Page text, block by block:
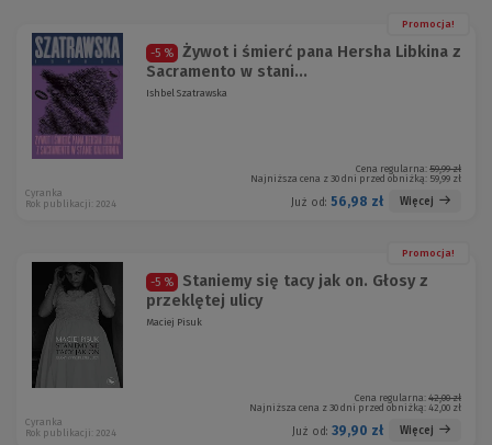
Promocja!
-5 %
Żywot i śmierć pana Hersha Libkina z
Sacramento w stani...
Ishbel Szatrawska
Cena regularna: 59,99 zł
Najniższa cena z 30 dni przed obniżką: 59,99 zł
Już od: 56,98 zł Więcej
Cyranka
Rok publikacji: 2024
Promocja!
-5 %
Staniemy się tacy jak on. Głosy z
przeklętej ulicy
Maciej Pisuk
Cena regularna: 42,00 zł
Najniższa cena z 30 dni przed obniżką: 42,00 zł
Już od: 39,90 zł Więcej
Cyranka
Rok publikacji: 2024